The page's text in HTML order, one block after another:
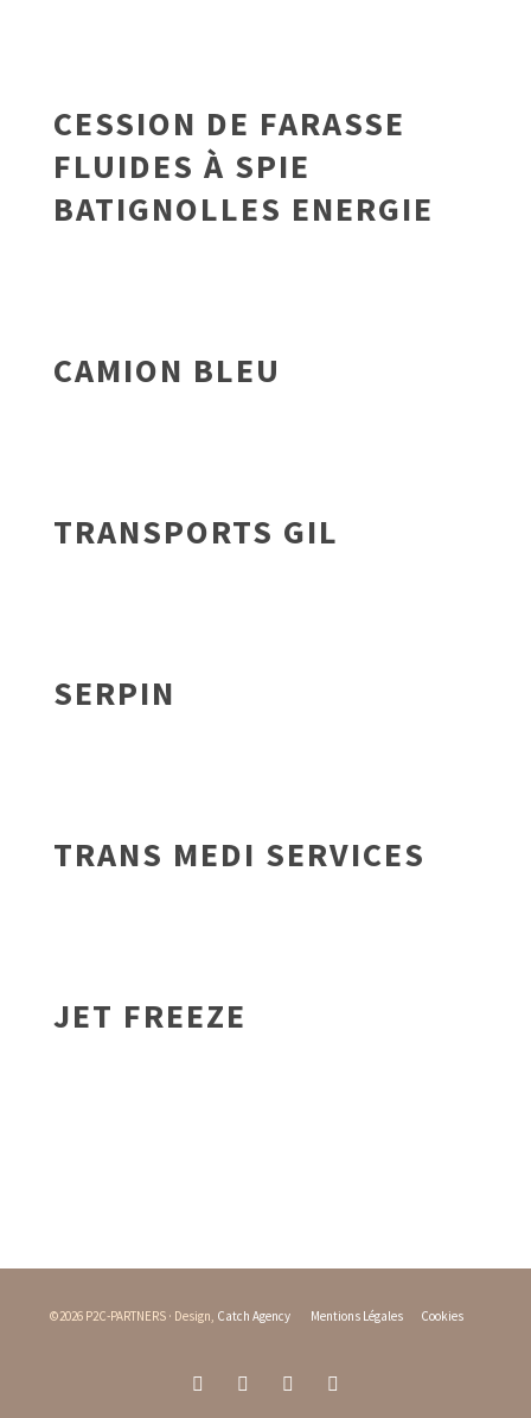
CESSION DE FARASSE
FLUIDES À SPIE
BATIGNOLLES ENERGIE
CAMION BLEU
TRANSPORTS GIL
SERPIN
TRANS MEDI SERVICES
JET FREEZE
©2026 P2C-PARTNERS · Design, Catch Agency Mentions Légales Cookies